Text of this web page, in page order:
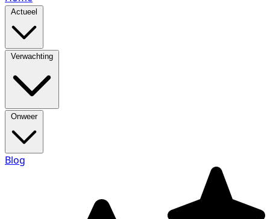
Actueel
Verwachting
Onweer
Blog